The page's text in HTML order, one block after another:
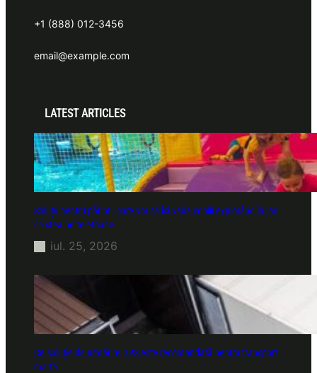
+1 (888) 012-3456
email@example.com
LATEST ARTICLES
Soluții pentru părinții care vor să își vadă copiii explorând în loc
să stea pe telefoane
iul. 25, 2026
Ce soluție de urmărire GPS este recomandată pentru transport
marfă